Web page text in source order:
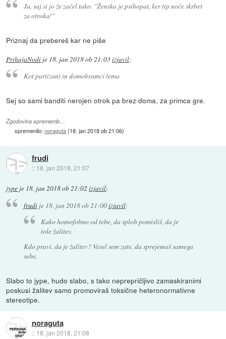
Ja, saj si jo že začel tako. "Ženska je psihopat, ker tip noče skrbet
za otroka!"
Priznaj da prebereš kar ne piše
PrihajaNodi je 18. jan 2018 ob 21:03izjavil:
Kot partizani in domobramci tema
Sej so sami banditi nerojen otrok pa brez doma, za primca gre.
Zgodovina sprememb…
spremenilo:noraguta(18. jan 2018 ob 21:06)
frudi
:: 18. jan 2018, 21:07
jype je 18. jan 2018 ob 21:02 izjavil:
frudije 18. jan 2018 ob 21:00izjavil:
Kako homofobno od tebe, da sploh pomisliš, da je
tole žalitev.
Kdo pravi, da je žalitev? Vesel sem zate, da sprejemaš samega
sebe.
Slabo to jype, hudo slabo, s tako neprepričljivo zamaskiranimi
poskusi žalitev samo promoviraš toksične heteronormativne
stereotipe.
noraguta
:: 18. jan 2018, 21:08